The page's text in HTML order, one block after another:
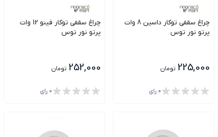
چراغ سقفی توکار داسین 8 وات
پرتو نور توس
225,000 تومان
0 رای
چراغ سقفی توکار فینو 12 وات
پرتو نور توس
252,000 تومان
0 رای